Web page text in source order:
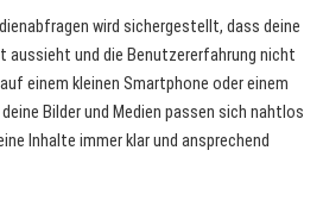
wird sichergestellt, dass deine
aussieht und die Benutzererfahrung nicht
einem kleinen Smartphone oder einem
Bilder und Medien passen sich nahtlos
Inhalte immer klar und ansprechend